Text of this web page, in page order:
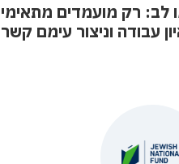
לב: רק מועמדים
עבודה וניצור עימם